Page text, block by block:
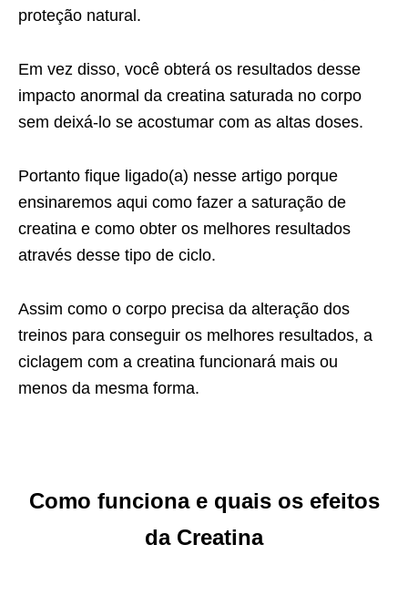
proteção natural.
Em vez disso, você obterá os resultados desse
impacto anormal da creatina saturada no corpo
sem deixá-lo se acostumar com as altas doses.
Portanto fique ligado(a) nesse artigo porque
ensinaremos aqui como fazer a saturação de
creatina e como obter os melhores resultados
através desse tipo de ciclo.
Assim como o corpo precisa da alteração dos
treinos para conseguir os melhores resultados, a
ciclagem com a creatina funcionará mais ou
menos da mesma forma.
Como funciona e quais os efeitos
da Creatina